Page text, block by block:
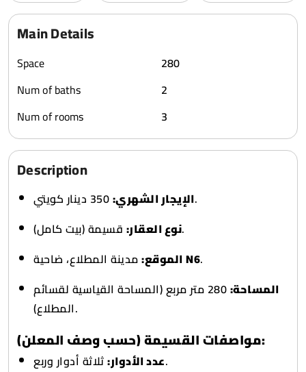
Main Details
Space
280
Num of baths
2
Num of rooms
3
Description
الإيجار الشهري:350 دينار كويتي.
نوع العقار:قسيمة (بيت كامل).
الموقع:N6.
المساحة:
280 متر مربع (المساحة القياسية لقسائم
المطلاع).
مواصفات القسيمة (حسب وصف المعلن):
عدد الأدوار:ثلاثة أدوار وربع.